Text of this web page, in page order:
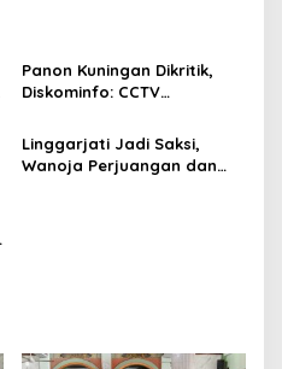
Panon Kuningan Dikritik,
Diskominfo: CCTV
Kasus Kejahatan
Linggarjati Jadi Saksi,
Wanoja Perjuangan dan